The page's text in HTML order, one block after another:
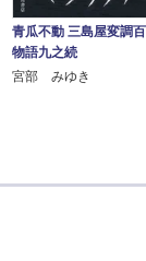
青瓜不動 三島屋変調百
物語九之続
宮部 みゆき